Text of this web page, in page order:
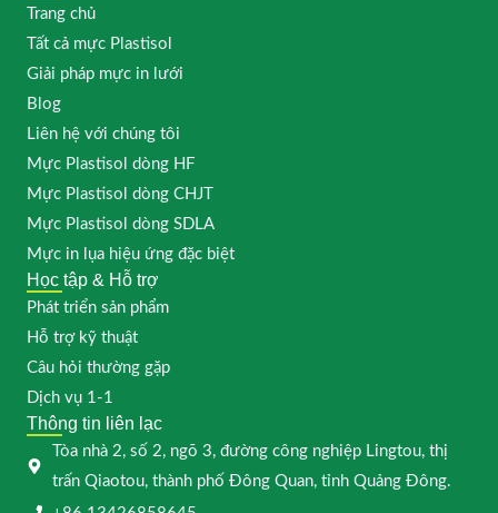
Trang chủ
Tất cả mực Plastisol
Giải pháp mực in lưới
Blog
Liên hệ với chúng tôi
Mực Plastisol dòng HF
Mực Plastisol dòng CHJT
Mực Plastisol dòng SDLA
Mực in lụa hiệu ứng đặc biệt
Học tập & Hỗ trợ
Phát triển sản phẩm
Hỗ trợ kỹ thuật
Câu hỏi thường gặp
Dịch vụ 1-1
Thông tin liên lạc
Tòa nhà 2, số 2, ngõ 3, đường công nghiệp Lingtou, thị
trấn Qiaotou, thành phố Đông Quan, tỉnh Quảng Đông.